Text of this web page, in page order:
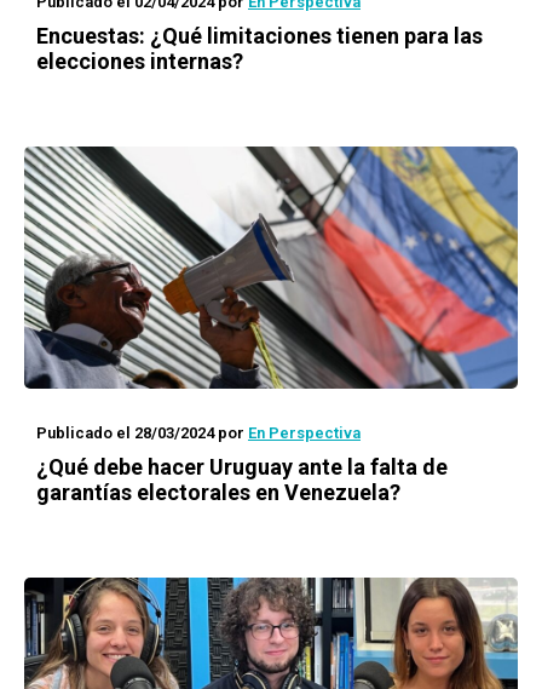
Encuestas: ¿Qué limitaciones tienen para las
elecciones internas?
Publicado el 28/03/2024por En Perspectiva
¿Qué debe hacer Uruguay ante la falta de
garantías electorales en Venezuela?